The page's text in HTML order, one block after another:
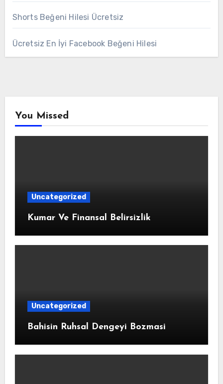
Shorts Beğeni Hilesi Ücretsiz
Ücretsiz En İyi Facebook Beğeni Hilesi
You Missed
Uncategorized
Kumar Ve Finansal Belirsizlik
Uncategorized
Bahisin Ruhsal Dengeyi Bozmasi